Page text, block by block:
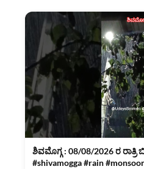
ಶಿವಮೊಗ್ಗ : 08/08/2026 ರ ರಾತ್ರಿ
#shivamogga #rain